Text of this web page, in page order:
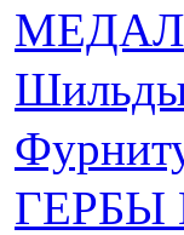
ГЕРБЫ